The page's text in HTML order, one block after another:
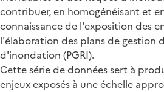
contribuer, en homogénéisant et
connaissance de l'exposition des
l'élaboration des plans de gestion
d'inondation (PGRI).
Cette série de données sert à
enjeux exposés à une échelle